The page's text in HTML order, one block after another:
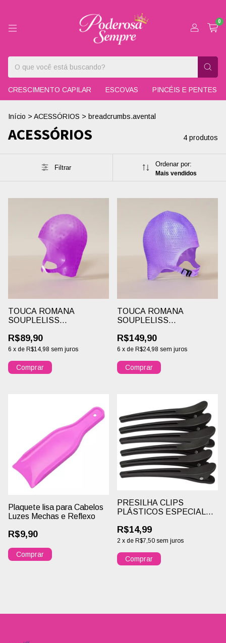
0
CRESCIMENTO CAPILAR ESCOVAS PINCÉIS E PENTES
Início > ACESSÓRIOS > breadcrumbs.avental
ACESSÓRIOS 4 produtos
Filtrar Ordenar por:
Mais vendidos
TOUCA ROMANA
SOUPLELISS
R$89,90
6 x de R$14,98 sem juros
TOUCA ROMANA
SOUPLELISS
FUROS
R$149,90
6 x de R$24,98 sem juros
Plaquete lisa para Cabelos
Luzes Mechas e Reflexo
R$9,90
PRESILHA CLIPS
PLÁSTICOS ESPECIAL
ESTÁTICO PARA
CABELOS 06 UNIDADES
PATO
R$14,99
2 x de R$7,50 sem juros
Comprar